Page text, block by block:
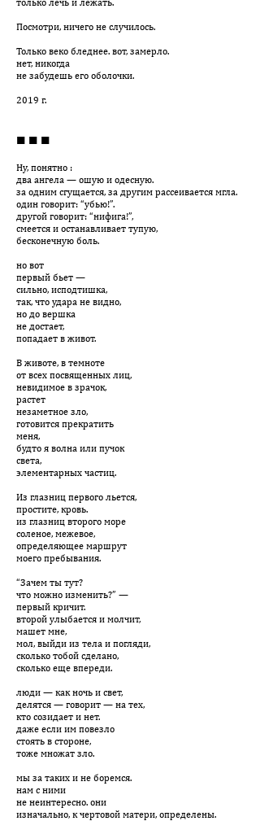
Посмотри, ничего не случилось.
Только веко бледнее. вот, замерло.
нет, никогда
не забудешь его оболочки.
2019 г.
■ ■ ■
Ну, понятно :
два ангела — ошую и одесную.
за одним сгущается, за другим рассеивается мгла.
один говорит: “убью!”.
другой говорит: “нифига!”,
смеется и останавливает тупую,
бесконечную боль.
но вот
первый бьет —
сильно, исподтишка,
так, что удара не видно,
но до вершка
не достает,
попадает в живот.
В животе, в темноте
от всех посвященных лиц,
невидимое в зрачок,
растет
незаметное зло,
готовится прекратить
меня,
будто я волна или пучок
света,
элементарных частиц.
Из глазниц первого льется,
простите, кровь.
из глазниц второго море
соленое, межевое,
определяющее маршрут
моего пребывания.
“Зачем ты тут?
что можно изменить?” —
первый кричит.
второй улыбается и молчит,
машет мне,
мол, выйди из тела и погляди,
сколько тобой сделано,
сколько еще впереди.
люди — как ночь и свет,
делятся — говорит — на тех,
кто созидает и нет.
даже если им повезло
стоять в стороне,
тоже множат зло.
мы за таких и не боремся.
нам с ними
не неинтересно. они
изначально, к чертовой матери, определены.